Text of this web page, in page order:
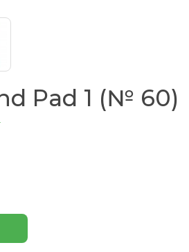
Pad 1 (№ 60)